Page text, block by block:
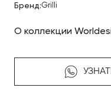
Бренд:Grilli
О коллекции